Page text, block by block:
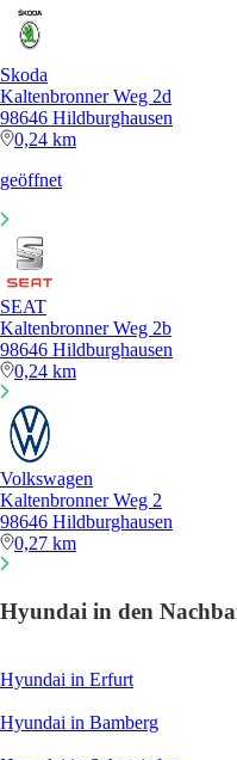
Skoda
Kaltenbronner Weg 2d
98646 Hildburghausen
0,24 km
geöffnet
SEAT
Kaltenbronner Weg 2b
98646 Hildburghausen
0,24 km
Volkswagen
Kaltenbronner Weg 2
98646 Hildburghausen
0,27 km
Hyundai in den
Hyundai in Erfurt
Hyundai in Bamberg